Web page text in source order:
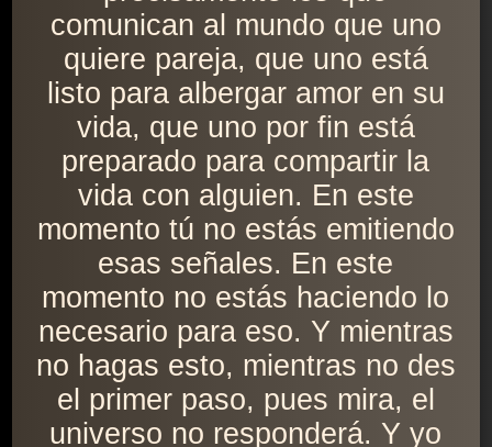
comunican al mundo que uno
quiere pareja, que uno está
listo para albergar amor en su
vida, que uno por fin está
preparado para compartir la
vida con alguien. En este
momento tú no estás emitiendo
esas señales. En este
momento no estás haciendo lo
necesario para eso. Y mientras
no hagas esto, mientras no des
el primer paso, pues mira, el
universo no responderá. Y yo